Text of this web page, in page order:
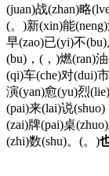
(juan)战(zhan)略
(。)新(xin)能
早(zao)已(yi)不
(bu)，(，)燃(ran)
(qi)车(che)对(dui)
演(yan)愈(yu)烈
(pai)来(lai)说
(zai)牌(pai)桌
(zhi)数(shu)。(。)